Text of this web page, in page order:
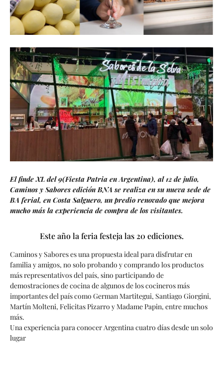
El finde XL del 9(Fiesta Patria en Argentina), al 12 de julio,
Caminos y Sabores edición BNA se realiza en su nueva sede de
BA ferial, en Costa Salguero, un predio renovado que mejora
mucho más la experiencia de compra de los visitantes.
Este año la feria festeja las 20 ediciones.
Caminos y Sabores es una propuesta ideal para disfrutar en
familia y amigos, no solo probando y comprando los productos
más representativos del país, sino participando de
demostraciones de cocina de algunos de los cocineros más
importantes del país como German Martitegui, Santiago Giorgini,
Martín Molteni, Felicitas Pizarro y Madame Papin, entre muchos
más.
Una experiencia para conocer Argentina cuatro días desde un solo
lugar